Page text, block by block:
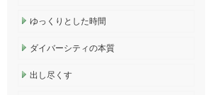
ゆっくりとした時間
ダイバーシティの本質
出し尽くす